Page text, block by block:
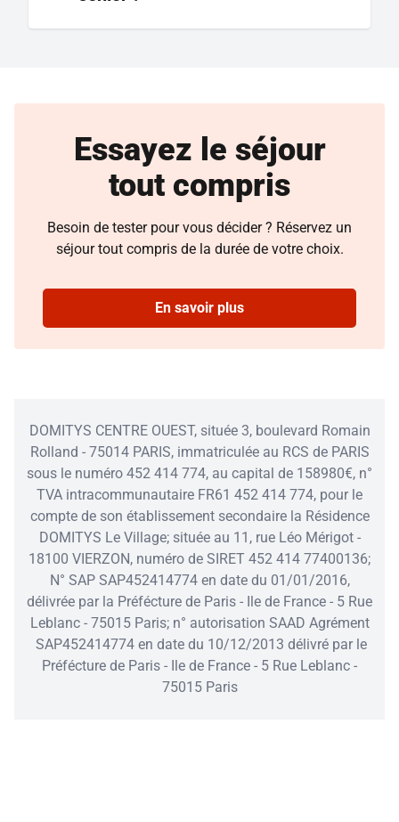
Essayez le séjour
tout compris
Besoin de tester pour vous décider ? Réservez un
séjour tout compris de la durée de votre choix.
En savoir plus
DOMITYS CENTRE OUEST, située 3, boulevard Romain
Rolland - 75014 PARIS, immatriculée au RCS de PARIS
sous le numéro 452 414 774, au capital de 158980€, n°
TVA intracommunautaire FR61 452 414 774, pour le
compte de son établissement secondaire la Résidence
DOMITYS Le Village; située au 11, rue Léo Mérigot -
18100 VIERZON, numéro de SIRET 452 414 77400136;
N° SAP SAP452414774 en date du 01/01/2016,
délivrée par la Préfécture de Paris - Ile de France - 5 Rue
Leblanc - 75015 Paris; n° autorisation SAAD Agrément
SAP452414774 en date du 10/12/2013 délivré par le
Préfécture de Paris - Ile de France - 5 Rue Leblanc -
75015 Paris